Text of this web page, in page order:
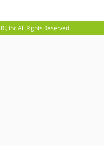
Inc.All Rights Reserved.